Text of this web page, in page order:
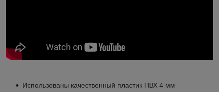
Использованы качественный пластик ПВХ 4 мм